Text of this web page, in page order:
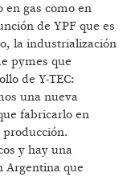
en gas como en
de YPF que es
la industrialización
pymes que
de Y-TEC:
una nueva
fabricarlo en
producción.
y hay una
Argentina que